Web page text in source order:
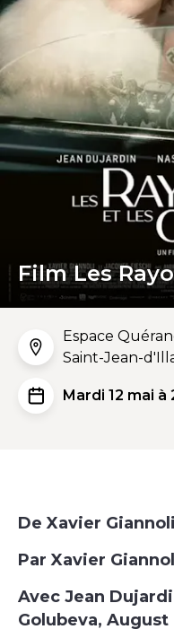
Espace
Saint-Jean-
Mardi 12 mai à
Film Les
De Xavier Giannoli
Par Xavier
Avec Jean
Golubeva, August